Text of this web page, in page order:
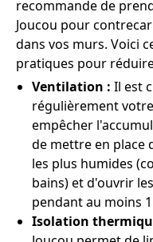
recommande de
Joucou pour
dans vos murs. Voici
pratiques pour
Ventilation : Il est
régulièrement
empêcher
de mettre en place
les plus humides
bains) et d'ouvrir
pendant au moins
Isolation